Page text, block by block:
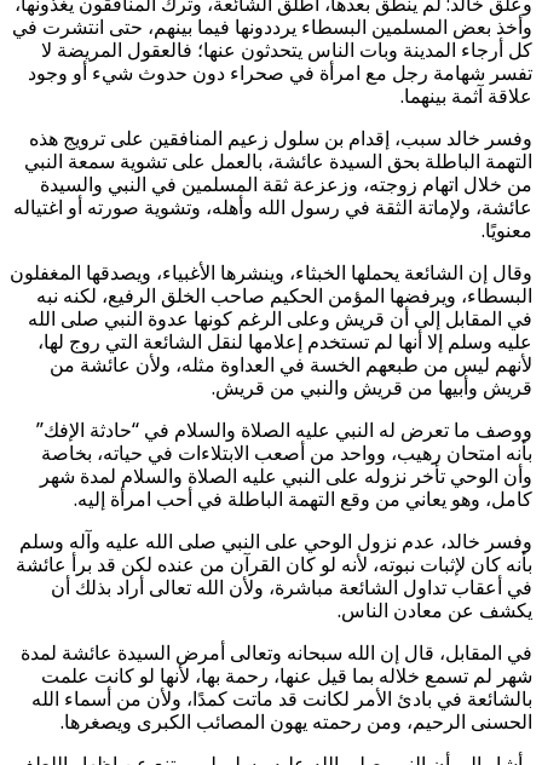
وأخذ بعض المسلمين البسطاء يرددونها فيما بينهم، حتى انتشرت في
كل أرجاء المدينة وبات الناس يتحدثون عنها؛ فالعقول المريضة لا
تفسر شهامة رجل مع امرأة في صحراء دون حدوث شيء أو وجود
علاقة آثمة بينهما.
وفسر خالد سبب، إقدام بن سلول زعيم المنافقين على ترويج هذه
التهمة الباطلة بحق السيدة عائشة، بالعمل على تشوية سمعة النبي
من خلال اتهام زوجته، وزعزعة ثقة المسلمين في النبي والسيدة
عائشة، ولإماتة الثقة في رسول الله وأهله، وتشوية صورته أو اغتياله
معنويًا.
وقال إن الشائعة يحملها الخبثاء، وينشرها الأغبياء، ويصدقها المغفلون
البسطاء، ويرفضها المؤمن الحكيم صاحب الخلق الرفيع، لكنه نبه
في المقابل إلى أن قريش وعلى الرغم كونها عدوة النبي صلى الله
عليه وسلم إلا أنها لم تستخدم إعلامها لنقل الشائعة التي روج لها،
لأنهم ليس من طبعهم الخسة في العداوة مثله، ولأن عائشة من
قريش وأبيها من قريش والنبي من قريش.
ووصف ما تعرض له النبي عليه الصلاة والسلام في “حادثة الإفك”
بأنه امتحان رهيب، وواحد من أصعب الابتلاءات في حياته، بخاصة
وأن الوحي تأخر نزوله على النبي عليه الصلاة والسلام لمدة شهر
كامل، وهو يعاني من وقع التهمة الباطلة في أحب امرأة إليه.
وفسر خالد، عدم نزول الوحي على النبي صلى الله عليه وآله وسلم
بأنه كان لإثبات نبوته، لأنه لو كان القرآن من عنده لكن قد برأ عائشة
في أعقاب تداول الشائعة مباشرة، ولأن الله تعالى أراد بذلك أن
يكشف عن معادن الناس.
في المقابل، قال إن الله سبحانه وتعالى أمرض السيدة عائشة لمدة
شهر لم تسمع خلاله بما قيل عنها، رحمة بها، لأنها لو كانت علمت
بالشائعة في بادئ الأمر لكانت قد ماتت كمدًا، ولأن من أسماء الله
الحسنى الرحيم، ومن رحمته يهون المصائب الكبرى ويصغرها.